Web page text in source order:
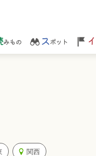
みもの スポット イ
関西